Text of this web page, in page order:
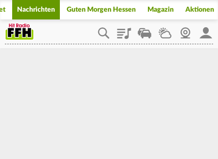
Nachrichten Guten Morgen Hessen Magazin Aktionen
PlaylistStaupilotWetterWebcam